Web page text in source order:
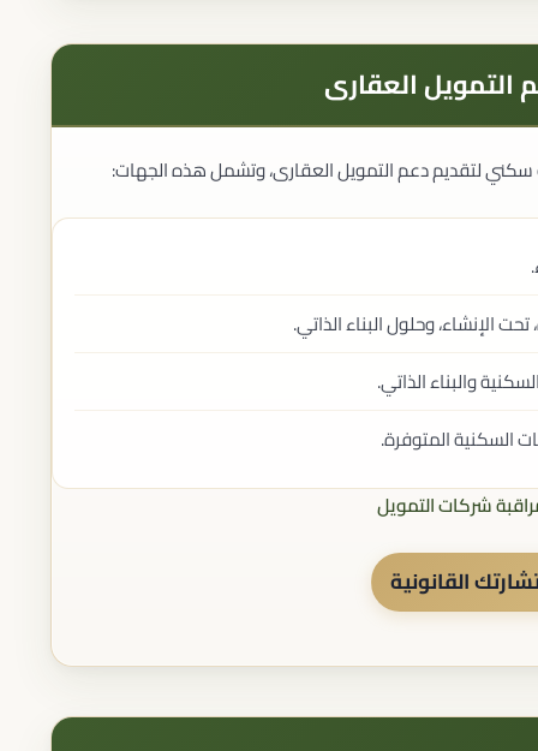
التمويل العقارى
لتقديم دعم التمويل العقارى​، وتشمل هذه الجهات:
الإنشاء، وحلول البناء الذاتي.
والبناء الذاتي.
السكنية المتوفرة.
شركات التمويل
القانونية